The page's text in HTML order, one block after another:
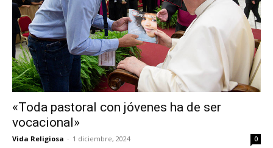
«Toda pastoral con jóvenes ha de ser
vocacional»
Vida Religiosa - 1 diciembre, 2024 0